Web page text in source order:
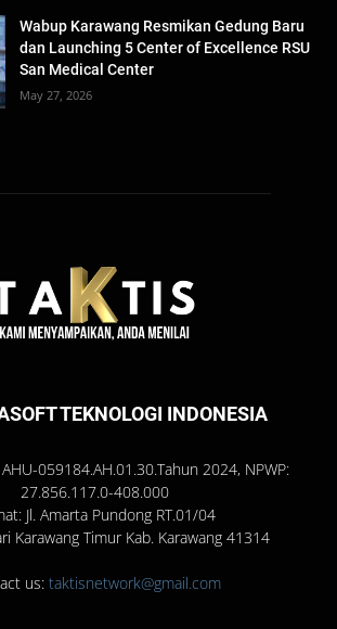
Wabup Karawang Resmikan Gedung Baru
dan Launching 5 Center of Excellence RSU
San Medical Center
May 27, 2026
TEKNOLOGI INDONESIA
059184.AH.01.30.Tahun 2024, NPWP:
27.856.117.0-408.000
Jl. Amarta Pundong RT.01/04
Karawang Timur Kab. Karawang 41314
us: taktisnetwork@gmail.com